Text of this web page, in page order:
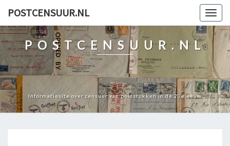
POSTCENSUUR.NL
POSTCENSUUR.NL
Informatiesite over censuur van poststukken in de 20e eeuw